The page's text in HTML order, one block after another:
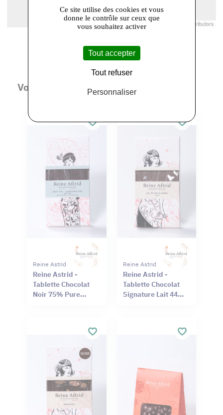
© Openstreetmap France | © OpenStreetMap contributors
Vous aimerez aussi
Reine Astrid
Reine Astrid -
Tablette Chocolat
Noir 75% Pure
Reine Astrid
Reine Astrid -
Tablette Chocolat
Signature Lait 44%
Ce site utilise des cookies et vous
donne le contrôle sur ceux que
vous souhaitez activer
Tout accepter
Tout refuser
Personnaliser